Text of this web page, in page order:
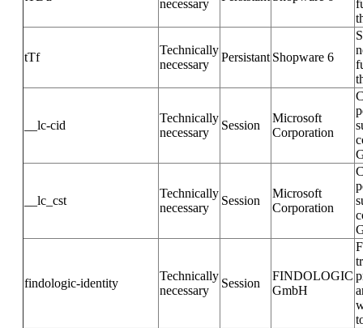
necessary
tTf
Technically
necessary
Persistant Shopware 6
__lc-cid
Technically
necessary
Session
Microsoft
Corporation
__lc_cst
Technically
necessary
Session
Microsoft
Corporation
findologic-identity
Technically
necessary
Session
FINDOLOGIC
GmbH